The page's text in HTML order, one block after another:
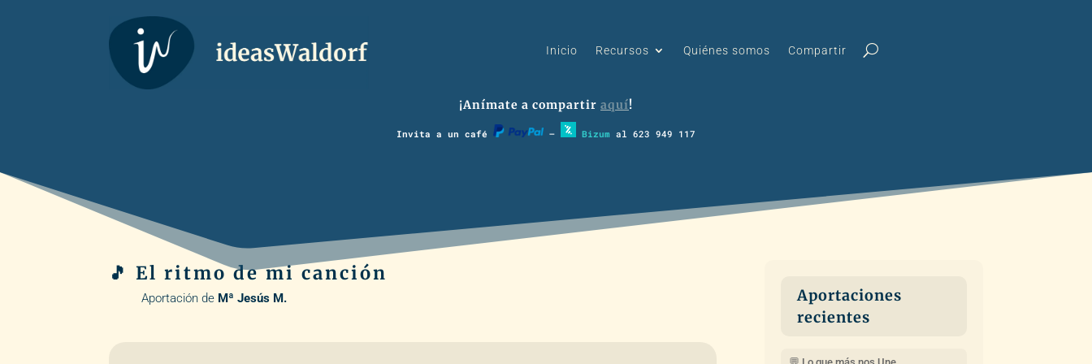
Inicio Recursos Quiénes somos Compartir
¡Anímate a compartir aquí!
Invita a un café – Bizum al 623 949 117
🎵 El ritmo de mi canción
Aportación de Mª Jesús M.
Aportaciones
recientes